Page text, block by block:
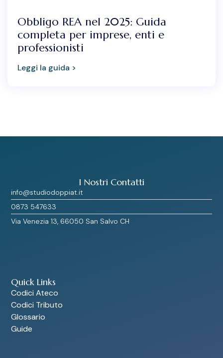
Obbligo REA nel 2025: Guida
completa per imprese, enti e
professionisti
Leggi la guida >
Quick Links
Codici Ateco
Codici Tributo
Glossario
Guide
I Nostri Contatti
info@studiodoppiat.it
0873 547633
Via Venezia 13, 66050 San Salvo CH